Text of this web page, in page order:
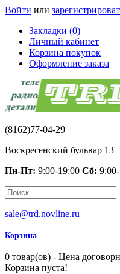
Войти или
Закладки (0)
Личный кабинет
Корзина покупок
Оформление заказа
(8162)77-04-29
Воскресенский бульвар 13
Пн-Пт: 9:00-19:00 Сб:
sale@trd.novline.ru
Корзина
0 товар(ов) - Цена
Корзина пуста!